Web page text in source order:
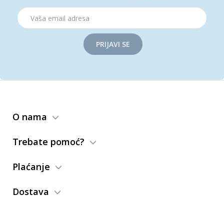
PRIJAVI SE
O nama
Trebate pomoć?
Plaćanje
Dostava